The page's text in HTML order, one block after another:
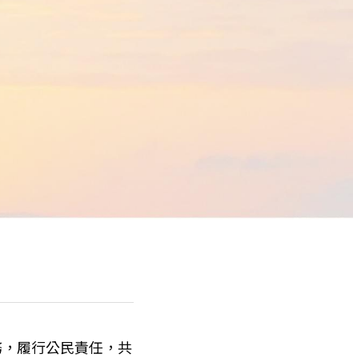
履行公民責任，共